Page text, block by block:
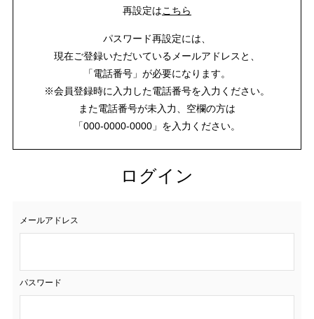
再設定はこちら
パスワード再設定には、
現在ご登録いただいているメールアドレスと、
「電話番号」が必要になります。
※会員登録時に入力した電話番号を入力ください。
また電話番号が未入力、空欄の方は
「000-0000-0000」を入力ください。
ログイン
メールアドレス
パスワード